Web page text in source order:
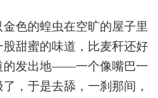
色的蝗虫在空旷的屋子里
甜蜜的味道，比麦秆还好
的发出地——一个像嘴巴一
，于是去舔，一刹那间，